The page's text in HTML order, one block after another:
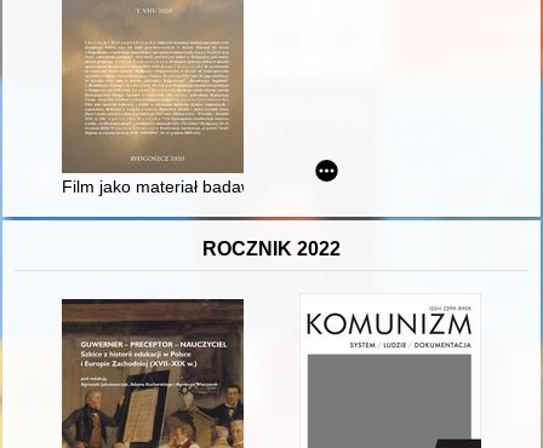
Film jako materiał badawczy i źródło w warsztacie historyka
ROCZNIK 2022